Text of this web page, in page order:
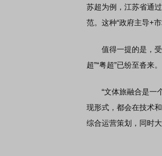
苏超为例，江苏省通
范。这种“政府主导+
值得一提的是，受“
超”“粤超”已纷至沓来。
“文体旅融合是一个
现形式，都会在技术
综合运营策划，同时